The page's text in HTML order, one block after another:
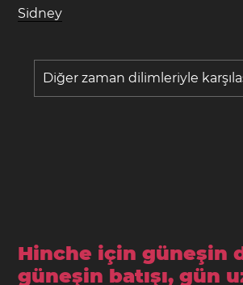
Sidney
Diğer zaman dilimleriyle
Hinche için güneşin
güneşin batışı, gün